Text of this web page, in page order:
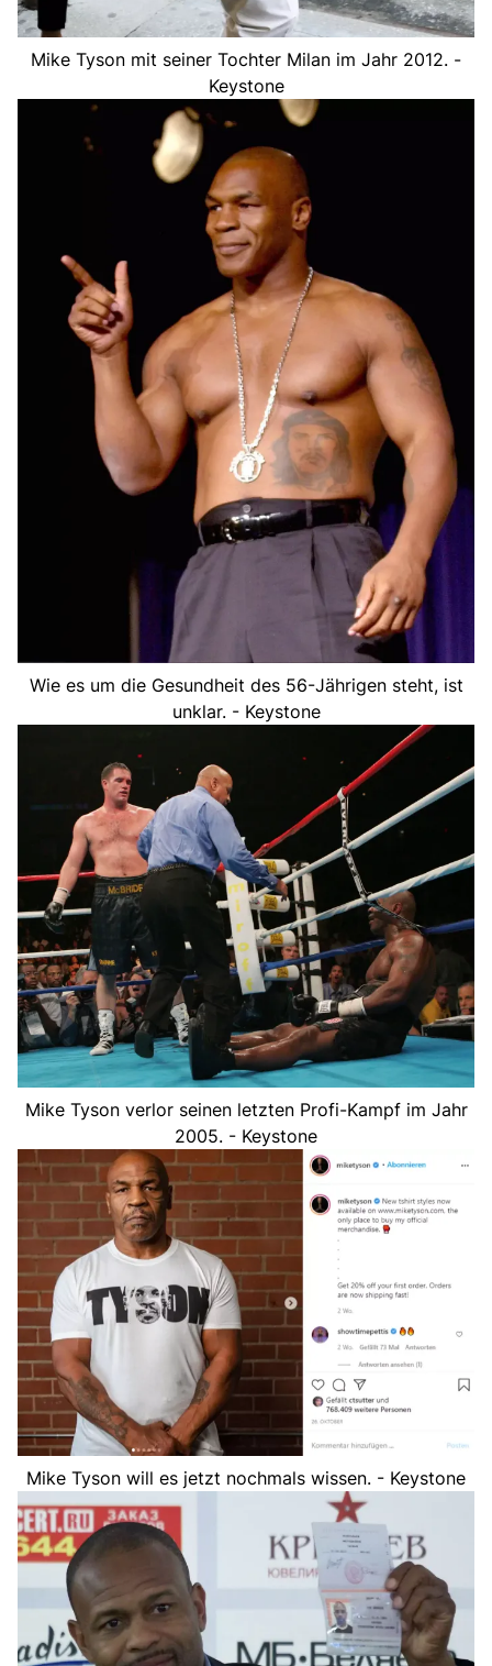
Mike Tyson mit seiner Tochter Milan im Jahr 2012. -
Keystone
Wie es um die Gesundheit des 56-Jährigen steht, ist
unklar. - Keystone
Mike Tyson verlor seinen letzten Profi-Kampf im Jahr
2005. - Keystone
Mike Tyson will es jetzt nochmals wissen. - Keystone